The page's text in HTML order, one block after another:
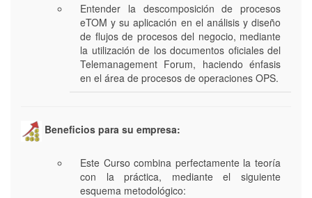
Entender la descomposición de procesos
eTOM y su aplicación en el análisis y diseño
de flujos de procesos del negocio, mediante
la utilización de los documentos oficiales del
Telemanagement Forum, haciendo énfasis
en el área de procesos de operaciones OPS.
Beneficios para su empresa:
Este Curso combina perfectamente la teoría
con la práctica, mediante el siguiente
esquema metodológico: